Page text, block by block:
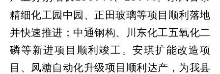
精细化工园中园、正田玻璃等项目顺利落地
并快速推进；中通钢构、川东化工五氧化二
磷等新进项目顺利竣工。安琪扩能改造项
目、凤糖自动化升级项目顺利达产，为我县